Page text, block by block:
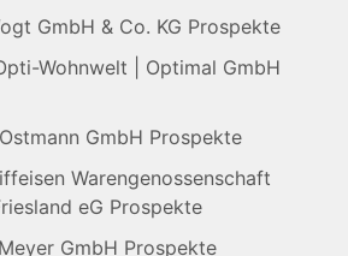
GmbH & Co. KG Prospekte
Wohnwelt | Optimal GmbH
GmbH Prospekte
Warengenossenschaft
eG Prospekte
GmbH Prospekte